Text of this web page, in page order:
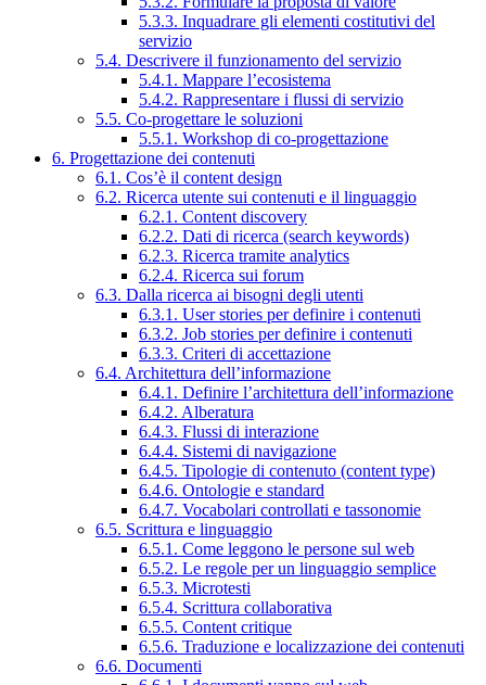
5.3.3. Inquadrare gli elementi costitutivi del
servizio
5.4. Descrivere il funzionamento del servizio
5.4.1. Mappare l’ecosistema
5.4.2. Rappresentare i flussi di servizio
5.5. Co-progettare le soluzioni
5.5.1. Workshop di co-progettazione
6. Progettazione dei contenuti
6.1. Cos’è il content design
6.2. Ricerca utente sui contenuti e il linguaggio
6.2.1. Content discovery
6.2.2. Dati di ricerca (search keywords)
6.2.3. Ricerca tramite analytics
6.2.4. Ricerca sui forum
6.3. Dalla ricerca ai bisogni degli utenti
6.3.1. User stories per definire i contenuti
6.3.2. Job stories per definire i contenuti
6.3.3. Criteri di accettazione
6.4. Architettura dell’informazione
6.4.1. Definire l’architettura dell’informazione
6.4.2. Alberatura
6.4.3. Flussi di interazione
6.4.4. Sistemi di navigazione
6.4.5. Tipologie di contenuto (content type)
6.4.6. Ontologie e standard
6.4.7. Vocabolari controllati e tassonomie
6.5. Scrittura e linguaggio
6.5.1. Come leggono le persone sul web
6.5.2. Le regole per un linguaggio semplice
6.5.3. Microtesti
6.5.4. Scrittura collaborativa
6.5.5. Content critique
6.5.6. Traduzione e localizzazione dei contenuti
6.6. Documenti